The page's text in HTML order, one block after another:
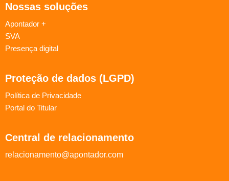
Nossas soluções
Apontador +
SVA
Presença digital
Proteção de dados (LGPD)
Política de Privacidade
Portal do Titular
Central de relacionamento
relacionamento@apontador.com